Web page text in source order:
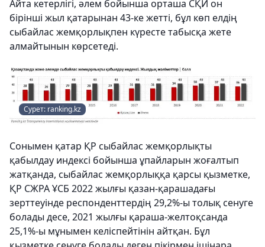
Айта кетерлігі, әлем бойынша орташа СҚИ он
бірінші жыл қатарынан 43-ке жетті, бұл көп елдің
сыбайлас жемқорлықпен күресте табысқа жете
алмайтынын көрсетеді.
Сурет: ranking.kz
Сонымен қатар ҚР сыбайлас жемқорлықты
қабылдау индексі бойынша ұпайларын жоғалтып
жатқанда, сыбайлас жемқорлыққа қарсы қызметке,
ҚР СЖРА ҰСБ 2022 жылғы қазан-қарашадағы
зерттеуінде респонденттердің 29,2%-ы толық сенуге
болады десе, 2021 жылғы қараша-желтоқсанда
25,1%-ы мұнымен келіспейтінін айтқан. Бұл